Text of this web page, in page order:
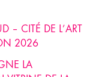
– CITÉ DE L’ART
2026
LA